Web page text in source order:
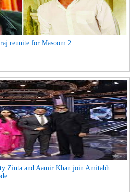
reunite for Masoom 2...
Zinta and Aamir Khan join Amitabh